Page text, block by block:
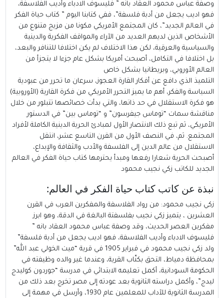
وصفة عباس محمود العقاد بانه ” فليسوف الادباء وأديب الفلاسفة،
فهو اديب يجعل من أدبة فلسفة”، ففي كتابنا اليوم ” كتاب حياة الفكر
في العالم الجديد”، كان المجتمع الأمريكي مكونا من مزيج متنوع من
الأشخاص الذين لديهم العديد من الآراء والمواقف الفكرية والدينية
والسياسية والعرقية، لكن هذا الاختلاف لم يكن اختلافا للتنافر والبعد،
بل اختلافا في التكامل، أصبحت أمريكا بشكل عام جزءا لا يتجزأ من
العالم الأوروبي، وبريطانيا بشكل خاص
التلميذ الذي دافع عن أفكار القارة العجوز، سرعان ما تحرر من عبودية
السياسة والفكر، أهم ما يميز التحرر الأمريكي من فكرة القارية (الأوروبية)
هو فكرة الاستقلال في حد ذاتها، والتي بدأت خصائصها تتبلور من خلال
مناقشة سمات “توماس جيفرسون” و “توماس بين” في الدستور
الأمريكي، ثم تبع ذلك الانتصار الأول لمبادئ الحرية الدينية الكاملة لأفراد
المجتمع. ثم، في النصف الأول من القرن التاسع عشر، انتقل
الاستقلال من عالم الدين إلى الفلسفة والأدب والثقافة والإبداع،
أصبحت الحرية شعارا رفعها ومبدأ يحترمها كتاب حياة الفكر في العالم
الجديد للكاتب زكي نجيب محمود
نبذة عن كاتب كتاب حياة الفكر في العالم:
زكي نجيب محمود: من رواد الفلاسفة والمفكرين العرب في القرن
العشرين ، يتميز زكي نجيب بفلسفتة البالغة في الدقة، وهو ابرز
مفكرين العصر الحديث، وقد وصفة عباس محمود العقاد بانه ”
فليسوف الادباء وأديب الفلاسفة، فهو اديب يجعل من أدبة فلسفة”
ولد زكي نجيب محمود في فبراير 1905 في قرية “ميت الخولي عبد الله”
بمحافظة دمياط، التحق بكتّاب القرية، وعندما غير والده وظيفته في
الحكومة السودانية، أكمل تعليمه الابتدائي في مدرسة “جوردون كوليدج
ليدج”، وأكمل دراسته الثانوية بعد عودته إلى مصر تخرج بعد ذلك من
المدرسة الثانوية للآداب للمعلمين عام 1930، وأرسل في مهمة إلى